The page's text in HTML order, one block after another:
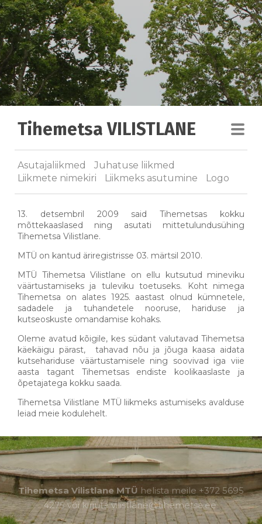
Tihemetsa VILISTLANE
Asutajaliikmed
Juhatuse liikmed
Liikmete nimekiri
Liikmeks asutumine Logo
13. detsembril 2009 said Tihemetsas kokku
mõttekaaslased ning asutati mittetulundusühing
Tihemetsa Vilistlane.
MTÜ on kantud äriregistrisse 03. märtsil 2010.
MTÜ Tihemetsa Vilistlane on ellu kutsutud mineviku
väärtustamiseks ja tuleviku toetuseks. Koht nimega
Tihemetsa on alates 1925. aastast olnud kümnetele,
sadadele ja tuhandetele nooruse, hariduse ja
kutseoskuste omandamise kohaks.
Oleme avatud kõigile, kes südant valutavad Tihemetsa
käekäigu pärast, tahavad nõu ja jõuga kaasa aidata
kutsehariduse väärtustamisele ning soovivad iga viie
aasta tagant Tihemetsas endiste koolikaaslaste ja
õpetajatega kokku saada.
Tihemetsa Vilistlane MTÜ liikmeks astumiseks avalduse
leiad meie kodulehelt.
Tihemetsa Vilistlane MTÜ helista meile +372 5695
4275 või kirjuta vilistlane@tihemetsa.ee